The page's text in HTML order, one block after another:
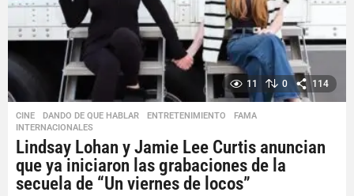
11 0 114
CINE ,DANDO DE QUE HABLAR ,ENTRETENIMIENTO ,FAMA
INTERNACIONALES
Lindsay Lohan y Jamie Lee Curtis anuncian
que ya iniciaron las grabaciones de la
secuela de “Un viernes de locos”